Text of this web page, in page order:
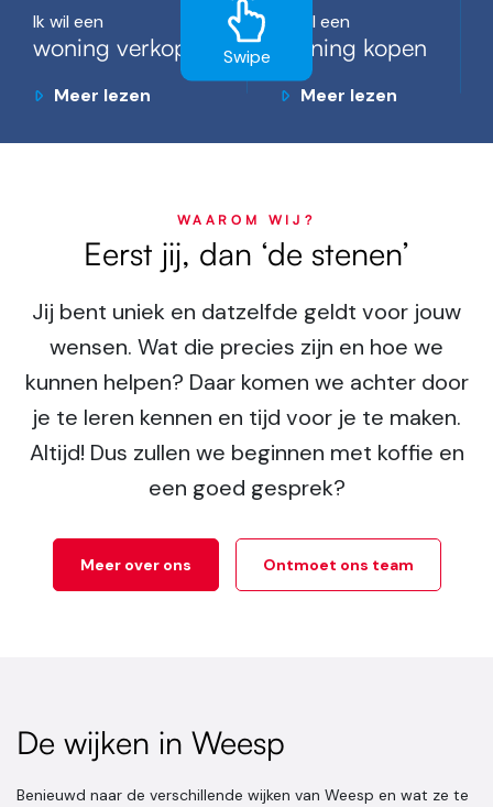
Ik wil een
woning verkopen
Meer lezen
Ik wil een
woning kopen
Meer lezen
Swipe
WAAROM WIJ?
Eerst jij, dan ‘de stenen’
Jij bent uniek en datzelfde geldt voor jouw
wensen. Wat die precies zijn en hoe we
kunnen helpen? Daar komen we achter door
je te leren kennen en tijd voor je te maken.
Altijd! Dus zullen we beginnen met koffie en
een goed gesprek?
Meer over ons Ontmoet ons team
De wijken in Weesp
Benieuwd naar de verschillende wijken van Weesp en wat ze te